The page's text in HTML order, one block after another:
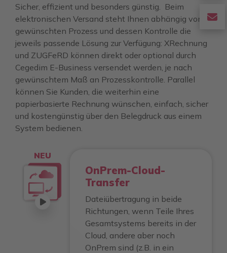
Sicher, effizient und besonders günstig. Beim
elektronischen Versand steht Ihnen abhängig vom
gewünschten Prozess und dessen Kontrolle die
jeweils passende Lösung zur Verfügung: XRechnung
und ZUGFeRD können direkt oder optional durch
Cegedim E-Business versendet werden, je nach
gewünschtem Maß an Prozesskontrolle. Parallel
können Sie Kunden, die weiterhin eine
papierbasierte Rechnung wünschen, einfach, sicher
und kostengünstig über den Belegdruck aus einem
System bedienen.
NEU
OnPrem-Cloud-
Transfer
Dateiübertragung in beide
Richtungen, wenn Teile Ihres
Gesamtsystems bereits in der
Cloud, andere aber noch
OnPrem sind (z.B. in ein